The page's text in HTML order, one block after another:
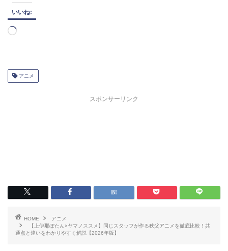
いいね:
読
中…
アニメ
スポンサーリンク
HOME
アニメ
【上伊那ぼたん×ヤマノススメ】同じスタッフが作る秩父アニメを徹底比較！共
通点と違いをわかりやすく解説【2026年版】